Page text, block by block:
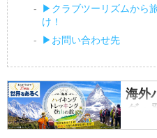
▶クラブツーリズムから
け！
▶お問い合わせ先
海外
グ
く│